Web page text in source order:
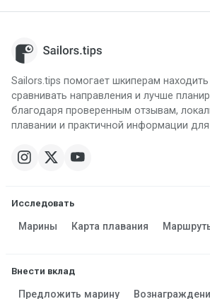
Sailors.tips помогает шкиперам
сравнивать направления и лучше
благодаря проверенным отзывам,
плавании и практичной информации
Исследовать
Марины Карта плавания
Внести вклад
Предложить марину